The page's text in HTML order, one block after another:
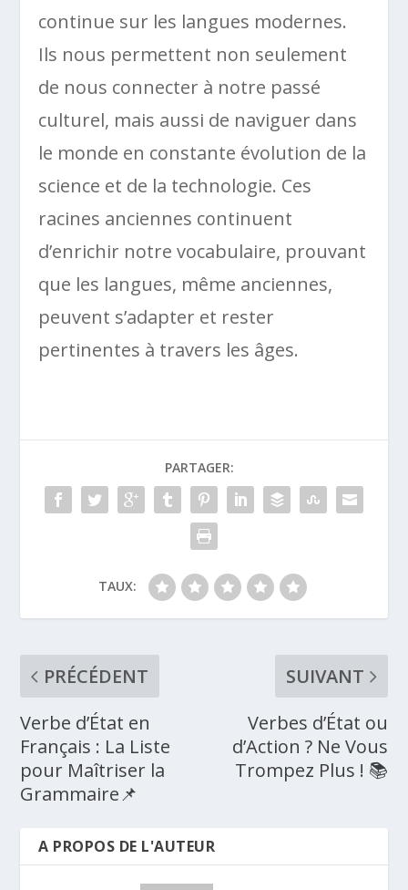
continue sur les langues modernes.
Ils nous permettent non seulement
de nous connecter à notre passé
culturel, mais aussi de naviguer dans
le monde en constante évolution de la
science et de la technologie. Ces
racines anciennes continuent
d’enrichir notre vocabulaire, prouvant
que les langues, même anciennes,
peuvent s’adapter et rester
pertinentes à travers les âges.
PARTAGER:
TAUX:
PRÉCÉDENT
Verbe d’État en
Français : La Liste
pour Maîtriser la
Grammaire📌
SUIVANT
Verbes d’État ou
d’Action ? Ne Vous
Trompez Plus ! 📚
A PROPOS DE L'AUTEUR